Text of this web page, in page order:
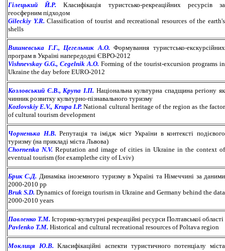
Гілецький Й.Р. Класифікація туристсько-рекреаційних ресурсів за
геосферним підходом
Gileckiy Y.R.Classification of tourist and recreational resources of the earth's
shells
Вишневська Г.Г., Цегельник А.О. Формування туристсько-екскурсійних
програм в Україні напередодні ЄВРО-2012
Vishnevskay G.G., Cegelnik A.O. Forming of the tourist-excursion programs in
Ukraine the day before EURO-2012
Козловський Є.В., Крупа І.П. Національна культурна спадщина регіону як
чинник розвитку культурно-пізнавального туризму
Kozlovskiy E.V., Krupa I.P. National cultural heritage of the region as the factor
of cultural tourism development
Чорненька Н.В. Репутація та імідж міст України в контексті подієвого
туризму (на прикладі міста Львова)
Chornenka N.V. Reputation and image of cities in Ukraine in the context of
eventual tourism (for examplethe city of Lviv)
Брик С.Д. Динаміка іноземного туризму в Україні та Німеччині за даними
2000-2010 рр
Bruk S.D. Dynamics of foreign tourism in Ukraine and Germany behind the data
2000-2010 years
Павленко Т.М. Історико-культурні рекреаційні ресурси Полтавської області
Pavlenko T.M. Historical and cultural recreational resources of Poltava region
Моклиця Ю.В. Класифікаційні аспекти туристичного потенціалу міста